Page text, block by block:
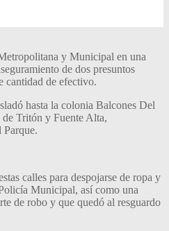
y Municipal en una
de dos presuntos
cantidad de efectivo.
hasta la colonia Balcones Del
de Tritón y Fuente Alta,
Parque.
calles para despojarse de ropa y
Municipal, así como una
de robo y que quedó al resguardo